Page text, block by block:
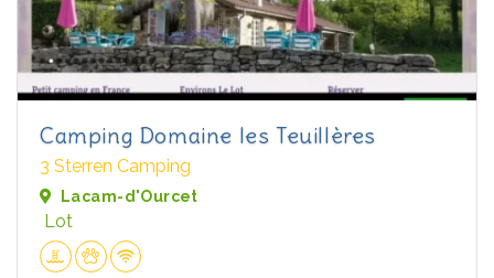
Camping Domaine les Teuillères
3 Sterren Camping
Lacam-d'Ourcet
Lot